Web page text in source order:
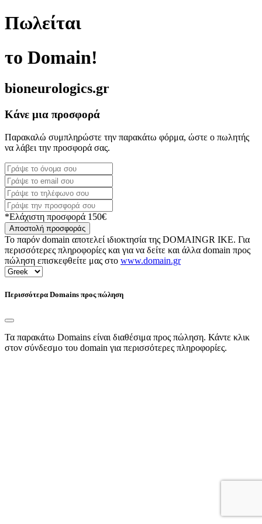
Πωλείται
το Domain!
bioneurologics.gr
Κάνε μια προσφορά
Παρακαλώ συμπληρώστε την παρακάτω φόρμα, ώστε ο πωλητής
να λάβει την προσφορά σας.
*Ελάχιστη προσφορά 150€
Αποστολή προσφοράς
Το παρόν domain αποτελεί ιδιοκτησία της DOMAINGR ΙΚΕ. Για
περισσότερες πληροφορίες και για να δείτε και άλλα domain προς
πώληση επισκεφθείτε μας στο www.domain.gr
Περισσότερα Domains προς πώληση
Τα παρακάτω Domains είναι διαθέσιμα προς πώληση. Κάντε κλικ
στον σύνδεσμο του domain για περισσότερες πληροφορίες.